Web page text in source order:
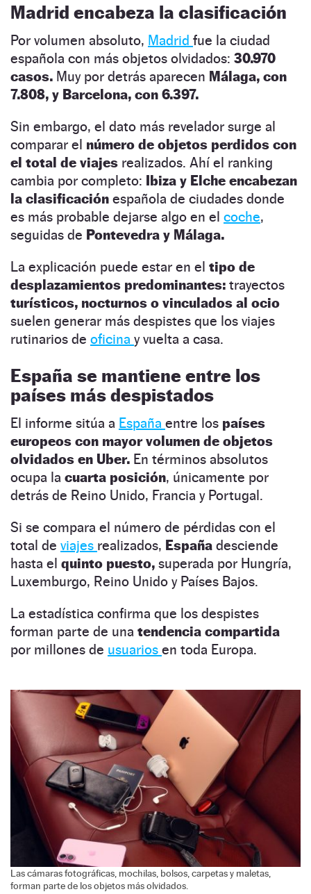
Madrid encabeza la clasificación
Por volumen absoluto, Madrid fue la ciudad
española con más objetos olvidados: 30.970
casos. Muy por detrás aparecen Málaga, con
7.808, y Barcelona, con 6.397.
Sin embargo, el dato más revelador surge al
comparar el número de objetos perdidos con
el total de viajes realizados. Ahí el ranking
cambia por completo: Ibiza y Elche encabezan
la clasificación española de ciudades donde
es más probable dejarse algo en el coche,
seguidas de Pontevedra y Málaga.
La explicación puede estar en el tipo de
desplazamientos predominantes: trayectos
turísticos, nocturnos o vinculados al ocio
suelen generar más despistes que los viajes
rutinarios de oficina y vuelta a casa.
España se mantiene entre los
países más despistados
El informe sitúa a España entre los países
europeos con mayor volumen de objetos
olvidados en Uber. En términos absolutos
ocupa la cuarta posición, únicamente por
detrás de Reino Unido, Francia y Portugal.
Si se compara el número de pérdidas con el
total de viajes realizados, España desciende
hasta el quinto puesto, superada por Hungría,
Luxemburgo, Reino Unido y Países Bajos.
La estadística confirma que los despistes
forman parte de una tendencia compartida
por millones de usuarios en toda Europa.
Las cámaras fotográficas, mochilas, bolsos, carpetas y maletas,
forman parte de los objetos más olvidados.